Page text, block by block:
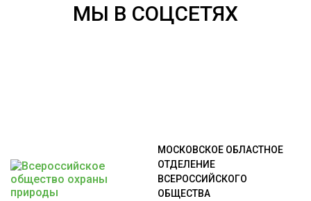
МЫ В СОЦСЕТЯХ
МОСКОВСКОЕ ОБЛАСТНОЕ
ОТДЕЛЕНИЕ
ВСЕРОССИЙСКОГО
ОБЩЕСТВА